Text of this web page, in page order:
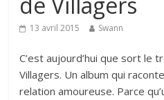
13 avril 2015 Swann
C’est aujourd’hui que sort le
Villagers. Un album qui
relation amoureuse. Parce